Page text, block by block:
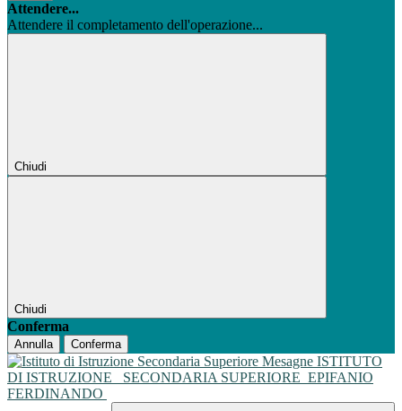
Attendere...
Attendere il completamento dell'operazione...
Chiudi
Chiudi
Conferma
Annulla Conferma
ISTITUTO
DI ISTRUZIONE
SECONDARIA SUPERIORE EPIFANIO
FERDINANDO